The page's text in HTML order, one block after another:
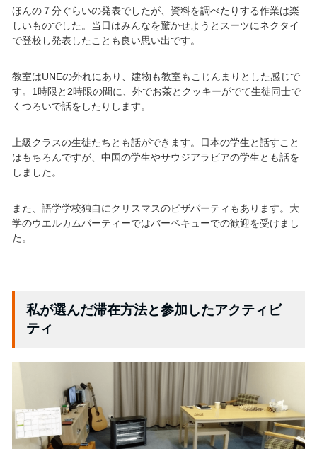
ほんの７分ぐらいの発表でしたが、資料を調べたりする作業は楽
しいものでした。当日はみんなを驚かせようとスーツにネクタイ
で登校し発表したことも良い思い出です。
教室はUNEの外れにあり、建物も教室もこじんまりとした感じで
す。1時限と2時限の間に、外でお茶とクッキーがでて生徒同士で
くつろいで話をしたりします。
上級クラスの生徒たちとも話ができます。日本の学生と話すこと
はもちろんですが、中国の学生やサウジアラビアの学生とも話を
しました。
また、語学学校独自にクリスマスのピザパーティもあります。大
学のウエルカムパーティーではバーベキューでの歓迎を受けまし
た。
私が選んだ滞在方法と参加したアクティビ
ティ